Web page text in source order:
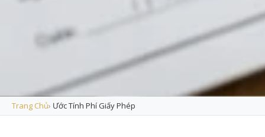
Trang Chủ› Ước Tính Phí Giấy Phép